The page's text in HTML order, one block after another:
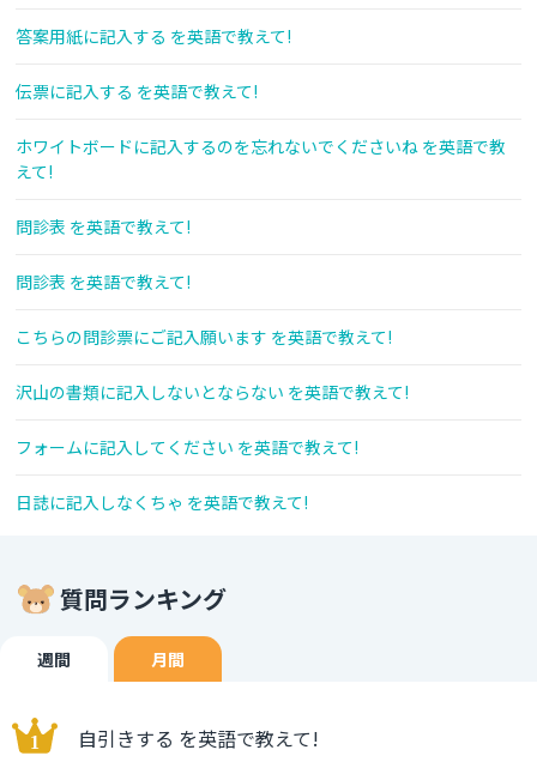
答案用紙に記入する を英語で教えて!
伝票に記入する を英語で教えて!
ホワイトボードに記入するのを忘れないでくださいね を英語で教
えて!
問診表 を英語で教えて!
問診表 を英語で教えて!
こちらの問診票にご記入願います を英語で教えて!
沢山の書類に記入しないとならない を英語で教えて!
フォームに記入してください を英語で教えて!
日誌に記入しなくちゃ を英語で教えて!
質問ランキング
週間 月間
自引きする を英語で教えて!